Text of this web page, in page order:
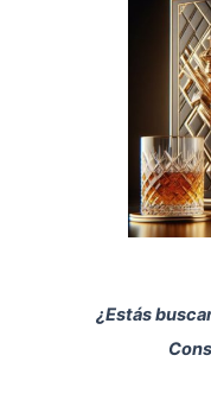
¿Estás